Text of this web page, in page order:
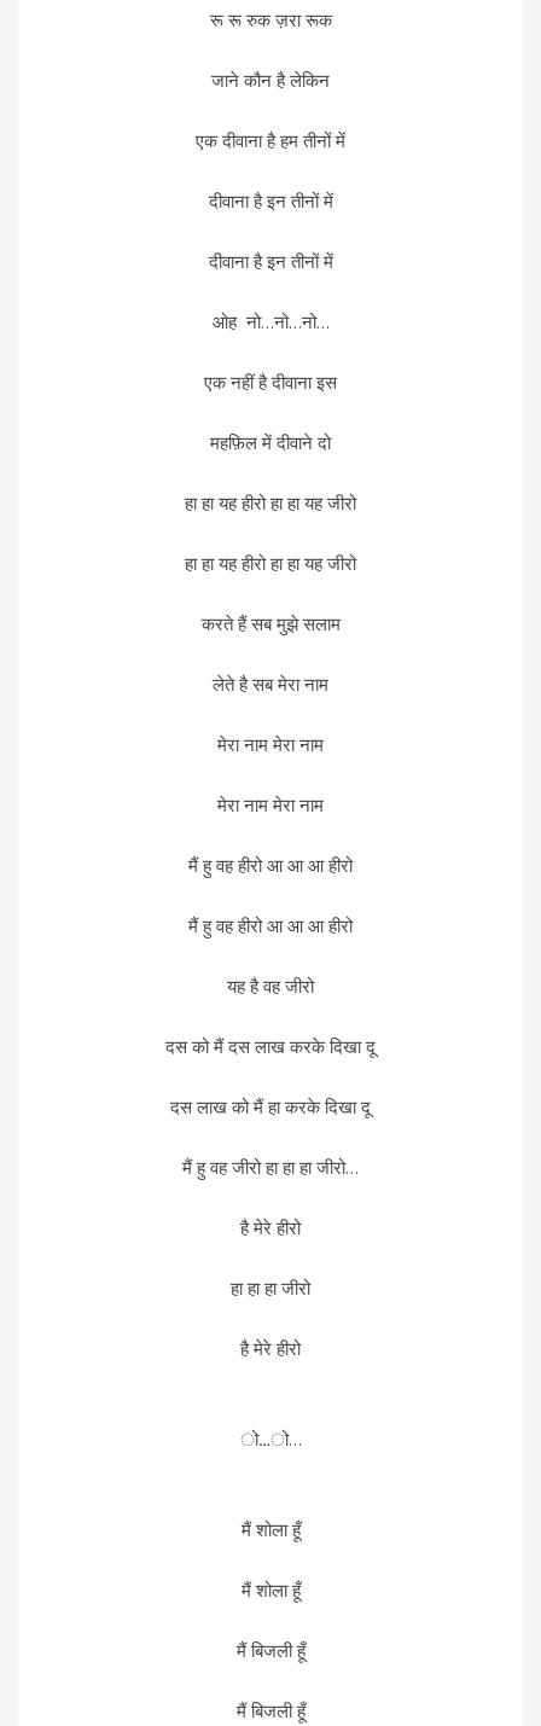
रू रू रुक ज़रा रूक
जाने कौन है लेकिन
एक दीवाना है हम तीनों में
दीवाना है इन तीनों में
दीवाना है इन तीनों में
ओह नो…नो…नो…
एक नहीं है दीवाना इस
महफ़िल में दीवाने दो
हा हा यह हीरो हा हा यह जीरो
हा हा यह हीरो हा हा यह जीरो
करते हैं सब मुझे सलाम
लेते है सब मेरा नाम
मेरा नाम मेरा नाम
मेरा नाम मेरा नाम
मैं हु वह हीरो आ आ आ हीरो
मैं हु वह हीरो आ आ आ हीरो
यह है वह जीरो
दस को मैं दस लाख करके दिखा दू
दस लाख को मैं हा करके दिखा दू
मैं हु वह जीरो हा हा हा जीरो…
है मेरे हीरो
हा हा हा जीरो
है मेरे हीरो
ो…ो…
मैं शोला हूँ
मैं शोला हूँ
मैं बिजली हूँ
मैं बिजली हूँ